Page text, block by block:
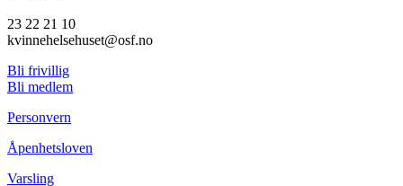
23 22 21 10
kvinnehelsehuset@osf.no
Bli frivillig
Bli medlem
Personvern
Åpenhetsloven
Varsling